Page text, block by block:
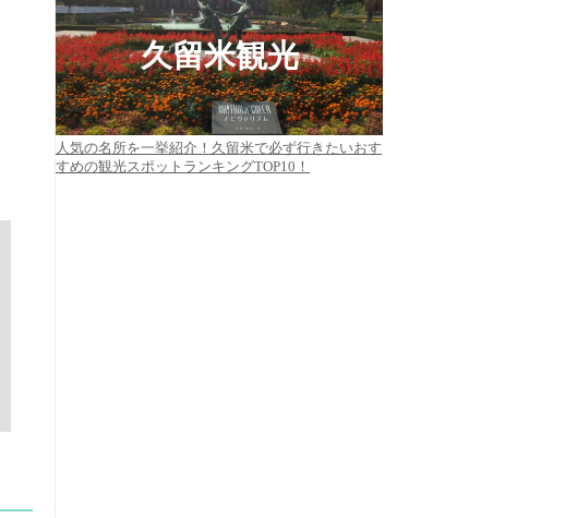
久留米観光
人気の名所を一挙紹介！久留米で必ず行きたいおす
すめの観光スポットランキングTOP10！